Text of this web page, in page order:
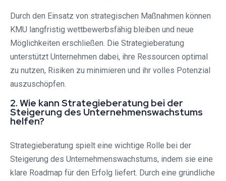
Durch den Einsatz von strategischen Maßnahmen können
KMU langfristig wettbewerbsfähig bleiben und neue
Möglichkeiten erschließen. Die Strategieberatung
unterstützt Unternehmen dabei, ihre Ressourcen optimal
zu nutzen, Risiken zu minimieren und ihr volles Potenzial
auszuschöpfen.
2. Wie kann Strategieberatung bei der
Steigerung des Unternehmenswachstums
helfen?
Strategieberatung spielt eine wichtige Rolle bei der
Steigerung des Unternehmenswachstums, indem sie eine
klare Roadmap für den Erfolg liefert. Durch eine gründliche